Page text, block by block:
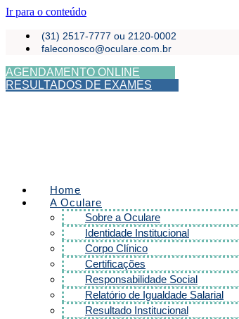
Ir para o conteúdo
(31) 2517-7777 ou 2120-0002
faleconosco@oculare.com.br
AGENDAMENTO ONLINE
RESULTADOS DE EXAMES
Home
A Oculare
Sobre a Oculare
Identidade Institucional
Corpo Clínico
Certificações
Responsabilidade Social
Relatório de Igualdade Salarial
Resultado Institucional